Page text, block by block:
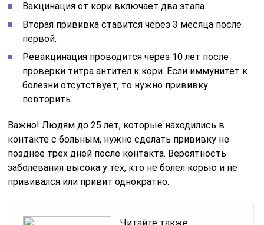
Вакцинация от кори включает два этапа.
Вторая прививка ставится через 3 месяца после
первой.
Ревакцинация проводится через 10 лет после
проверки титра антител к кори. Если иммунитет к
болезни отсутствует, то нужно прививку
повторить.
Важно! Людям до 25 лет, которые находились в
контакте с больным, нужно сделать прививку не
позднее трех дней после контакта. Вероятность
заболевания высока у тех, кто не болел корью и не
прививался или привит однократно.